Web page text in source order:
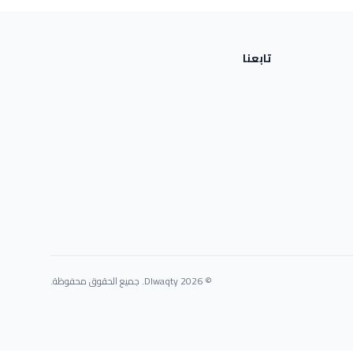
تابعنا
© 2026 Dlwaqty. جميع الحقوق محفوظة.